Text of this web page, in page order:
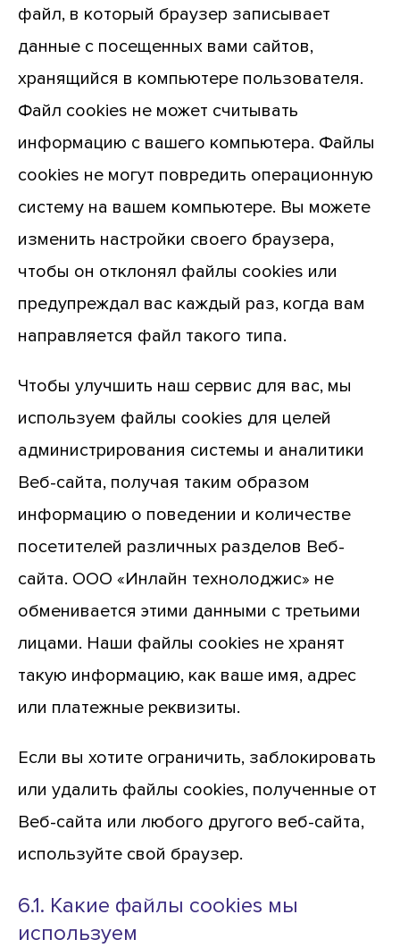
файл, в который браузер записывает
данные с посещенных вами сайтов,
хранящийся в компьютере пользователя.
Файл cookies не может считывать
информацию с вашего компьютера. Файлы
cookies не могут повредить операционную
систему на вашем компьютере. Вы можете
изменить настройки своего браузера,
чтобы он отклонял файлы cookies или
предупреждал вас каждый раз, когда вам
направляется файл такого типа.
Чтобы улучшить наш сервис для вас, мы
используем файлы cookies для целей
администрирования системы и аналитики
Веб-сайта, получая таким образом
информацию о поведении и количестве
посетителей различных разделов Веб-
сайта. ООО «Инлайн технолоджис» не
обменивается этими данными с третьими
лицами. Наши файлы cookies не хранят
такую информацию, как ваше имя, адрес
или платежные реквизиты.
Если вы хотите ограничить, заблокировать
или удалить файлы cookies, полученные от
Веб-сайта или любого другого веб-сайта,
используйте свой браузер.
6.1. Какие файлы cookies мы
используем